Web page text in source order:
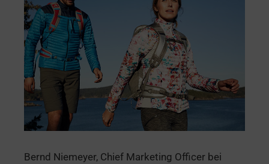
Bernd Niemeyer, Chief Marketing Officer bei